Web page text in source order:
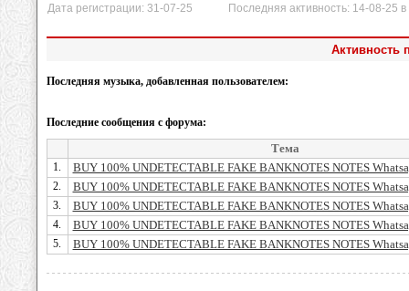
Дата регистрации: 31-07-25 Последняя активность: 14-08-25 в
Активность
Последняя музыка, добавленная пользователем:
Последние сообщения с форума:
Тема
1. BUY 100% UNDETECTABLE FAKE BANKNOTES NOTES
2. BUY 100% UNDETECTABLE FAKE BANKNOTES NOTES
3. BUY 100% UNDETECTABLE FAKE BANKNOTES NOTES
4. BUY 100% UNDETECTABLE FAKE BANKNOTES NOTES
5. BUY 100% UNDETECTABLE FAKE BANKNOTES NOTES